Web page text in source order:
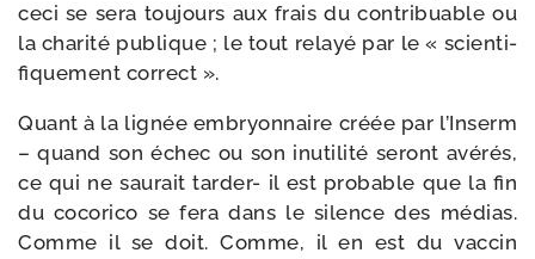
ceci se sera tou­jours aux frais du contri­buable ou
la cha­ri­té publique ; le tout relayé par le « scien­ti­
fi­que­ment correct ».
Quant à la lignée embryon­naire créée par l’Inserm
– quand son échec ou son inuti­li­té seront avé­rés,
ce qui ne sau­rait tarder- il est pro­bable que la fin
du coco­ri­co se fera dans le silence des médias.
Comme il se doit. Comme, il en est du vac­cin